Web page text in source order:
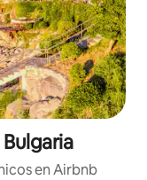
en Airbnb